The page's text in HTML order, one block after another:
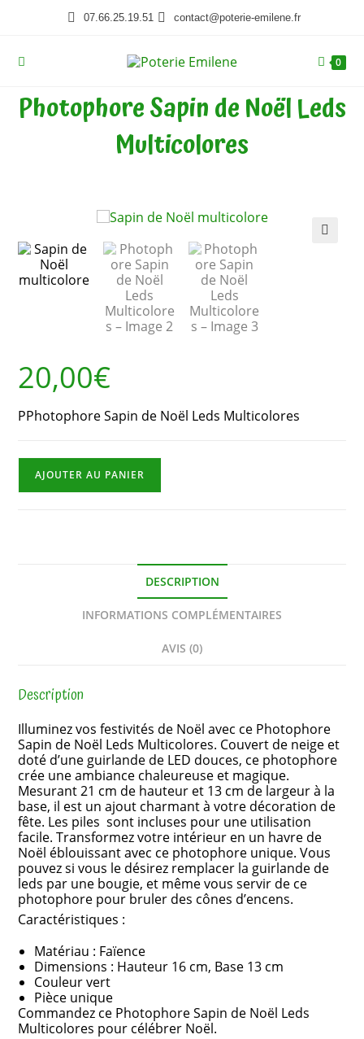
07.66.25.19.51 contact@poterie-emilene.fr
0
Photophore Sapin de Noël Leds
Multicolores
20,00€
PPhotophore Sapin de Noël Leds Multicolores
AJOUTER AU PANIER
DESCRIPTION
INFORMATIONS COMPLÉMENTAIRES
AVIS (0)
Description
Illuminez vos festivités de Noël avec ce Photophore
Sapin de Noël Leds Multicolores. Couvert de neige et
doté d’une guirlande de LED douces, ce photophore
crée une ambiance chaleureuse et magique.
Mesurant 21 cm de hauteur et 13 cm de largeur à la
base, il est un ajout charmant à votre décoration de
fête. Les piles sont incluses pour une utilisation
facile. Transformez votre intérieur en un havre de
Noël éblouissant avec ce photophore unique. Vous
pouvez si vous le désirez remplacer la guirlande de
leds par une bougie, et même vous servir de ce
photophore pour bruler des cônes d’encens.
Caractéristiques :
Matériau : Faïence
Dimensions : Hauteur 16 cm, Base 13 cm
Couleur vert
Pièce unique
Commandez ce Photophore Sapin de Noël Leds
Multicolores pour célébrer Noël.